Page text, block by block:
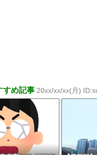
すめ記事 20xx/xx/xx(月)